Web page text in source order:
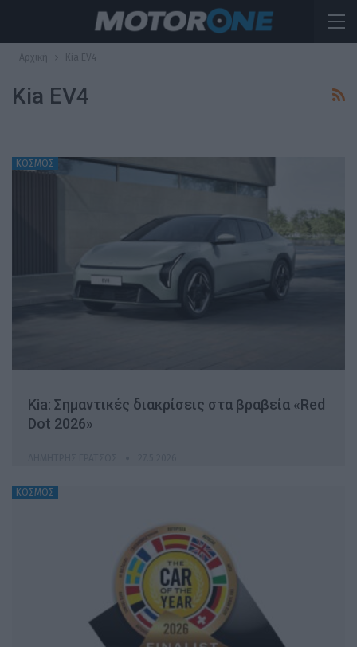
Αρχική Kia EV4
Kia EV4
ΚΟΣΜΟΣ
Kia: Σημαντικές διακρίσεις στα βραβεία «Red
Dot 2026»
ΚΟΣΜΟΣ